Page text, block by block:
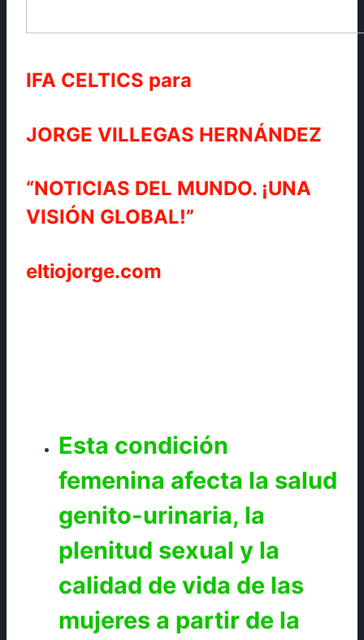
IFA CELTICS para
JORGE VILLEGAS HERNÁNDEZ
“NOTICIAS DEL MUNDO. ¡UNA
VISIÓN GLOBAL!”
eltiojorge.com
Esta condición
femenina afecta la salud
genito-urinaria, la
plenitud sexual y la
calidad de vida de las
mujeres a partir de la